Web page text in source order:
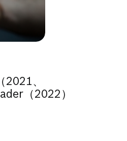
2021、
（2022）